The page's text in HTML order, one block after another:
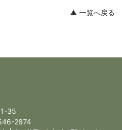
▲ 一覧へ戻る
35
2874